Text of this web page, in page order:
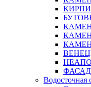
Водосточная